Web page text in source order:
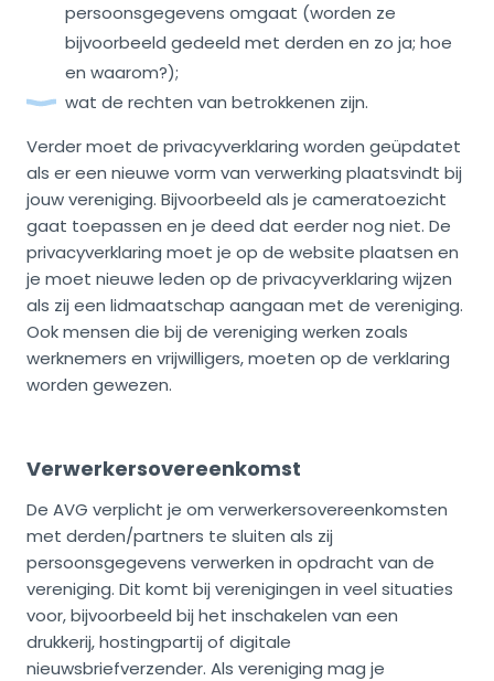
persoonsgegevens omgaat (worden ze
bijvoorbeeld gedeeld met derden en zo ja; hoe
en waarom?);
wat de rechten van betrokkenen zijn.
Verder moet de privacyverklaring worden geüpdatet
als er een nieuwe vorm van verwerking plaatsvindt bij
jouw vereniging. Bijvoorbeeld als je cameratoezicht
gaat toepassen en je deed dat eerder nog niet. De
privacyverklaring moet je op de website plaatsen en
je moet nieuwe leden op de privacyverklaring wijzen
als zij een lidmaatschap aangaan met de vereniging.
Ook mensen die bij de vereniging werken zoals
werknemers en vrijwilligers, moeten op de verklaring
worden gewezen.
Verwerkersovereenkomst
De AVG verplicht je om verwerkersovereenkomsten
met derden/partners te sluiten als zij
persoonsgegevens verwerken in opdracht van de
vereniging. Dit komt bij verenigingen in veel situaties
voor, bijvoorbeeld bij het inschakelen van een
drukkerij, hostingpartij of digitale
nieuwsbriefverzender. Als vereniging mag je